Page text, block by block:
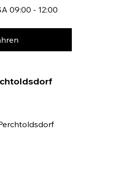
09:00 - 12:00